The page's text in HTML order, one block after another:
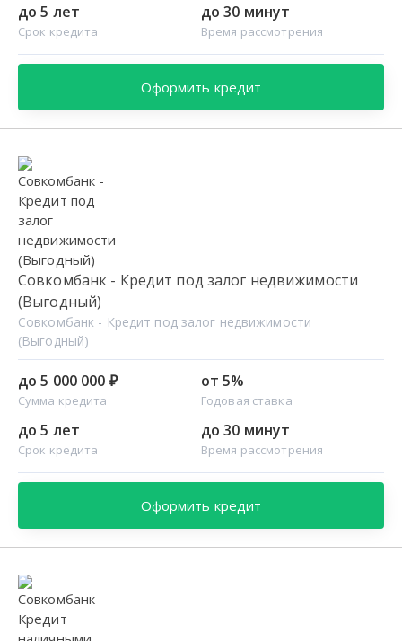
до 5 лет
Срок кредита
до 30 минут
Время рассмотрения
Оформить кредит
Совкомбанк - Кредит под залог недвижимости
(Выгодный)
Совкомбанк - Кредит под залог недвижимости
(Выгодный)
до 5 000 000 ₽
Сумма кредита
от 5%
Годовая ставка
до 5 лет
Срок кредита
до 30 минут
Время рассмотрения
Оформить кредит